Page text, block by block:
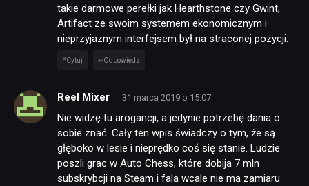
takie darmowe perełki jak Hearthstone czy Gwint,
Artifact ze swoim systemem ekonomicznym i
nieprzyjaznym interfejsem był na straconej pozycji.
Cytuj Odpowiedz
Reel Mixer 31 marca 2019 o 15:07
Nie widzę tu arogancji, a jedynie potrzebę dania o
sobie znać. Cały ten wpis świadczy o tym, że są
głęboko w lesie i nieprędko coś się stanie. Ludzie
poszli grac w Auto Chess, które dobija 7 mln
subskrybcji na Steam i fala wcale nie ma zamiaru